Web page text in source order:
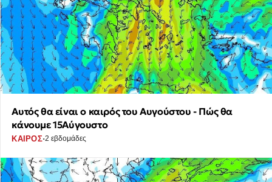
Αυτός θα είναι ο καιρός του Αυγούστου - Πώς θα
κάνουμε 15Αύγουστο
ΚΑΙΡΟΣ·2 εβδομάδες